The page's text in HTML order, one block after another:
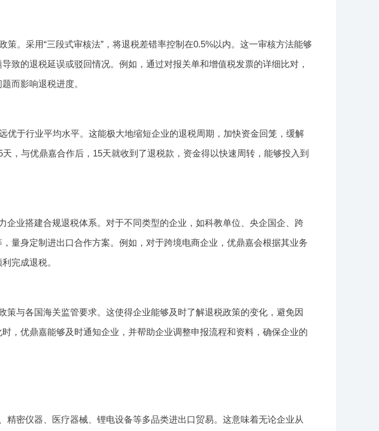
。采用“三段式审核法”，将退税差错率控制在0.5%以内。这一审核方法能够
致的退税延误或驳回情况。例如，通过对报关单和增值税发票的详细比对，
而影响退税进度。
优于行业平均水平。这能极大地缩短企业的退税周期，加快资金回笼，缓解
，与优鼎嘉合作后，15天就收到了退税款，资金得以快速周转，能够投入到
业搭建合规退税体系。对于不同类型的企业，如科教单位、央企国企、跨
量身定制进出口合作方案。例如，对于跨境电商企业，优鼎嘉会根据其业务
完成退税。
与各国海关监管要求。这使得企业能够及时了解退税政策的变化，避免因
，优鼎嘉能够及时通知企业，并帮助企业调整申报流程和资料，确保企业的
密仪器、医疗器械、锂电设备等多品类进出口贸易。这意味着无论企业从